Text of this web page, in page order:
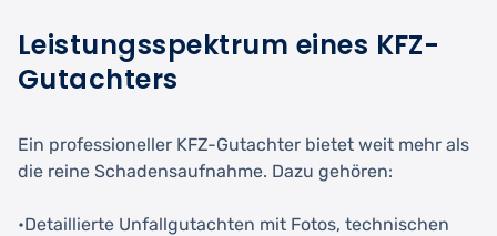
Leistungsspektrum eines KFZ-
Gutachters
Ein professioneller KFZ-Gutachter bietet weit mehr als
die reine Schadensaufnahme. Dazu gehören:
•Detaillierte Unfallgutachten mit Fotos, technischen